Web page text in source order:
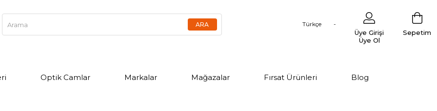
Türkçe
Sepetim
Üye Girişi
Üye Ol
Optik Camlar Markalar Mağazalar Fırsat Ürünleri Blog